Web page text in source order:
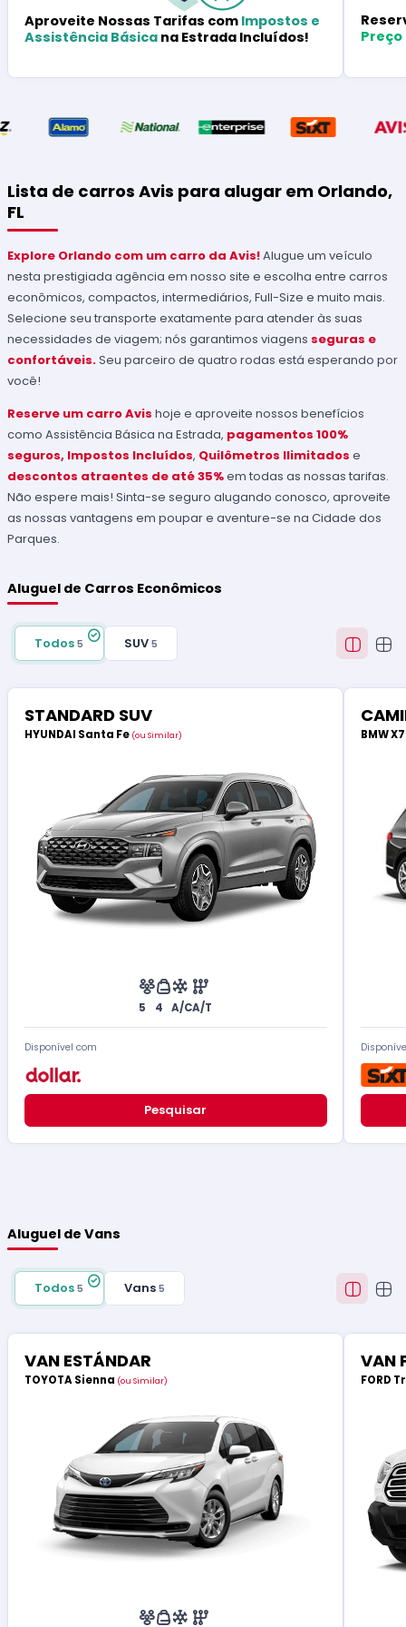
Aproveite Nossas Tarifas com Impostos e
Assistência Básica na Estrada Incluídos!
Preço
Lista de carros Avis para alugar em Orlando,
FL
Explore Orlando com um carro da Avis!Alugue um veículo
nesta prestigiada agência em nosso site e escolha entre carros
econômicos, compactos, intermediários, Full-Size e muito mais.
Selecione seu transporte exatamente para atender às suas
necessidades de viagem; nós garantimos viagens seguras e
confortáveis.Seu parceiro de quatro rodas está esperando por
você!
Reserve um carro Avis hoje e aproveite nossos benefícios
como Assistência Básica na Estrada, pagamentos 100%
seguros, Impostos Incluídos, Quilômetros Ilimitados e
descontos atraentes de até 35%em todas as nossas tarifas.
Não espere mais! Sinta-se seguro alugando conosco, aproveite
as nossas vantagens em poupar e aventure-se na Cidade dos
Parques.
Aluguel de Carros Econômicos
Todos5 SUV 5
STANDARD SUV
HYUNDAI Santa Fe (ou Similar)
5 4 A/CA/T
Disponível com
Pesquisar
BMW
Aluguel de Vans
Todos5 Vans 5
VAN ESTÁNDAR
TOYOTA Sienna (ou Similar)
VAN
FORD